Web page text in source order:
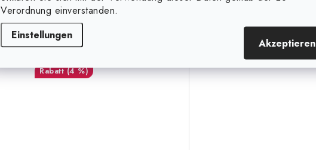
Verordnung einverstanden.
Einstellungen
Akzeptieren
Wilma Large Wide 8x18L -
(4 %)